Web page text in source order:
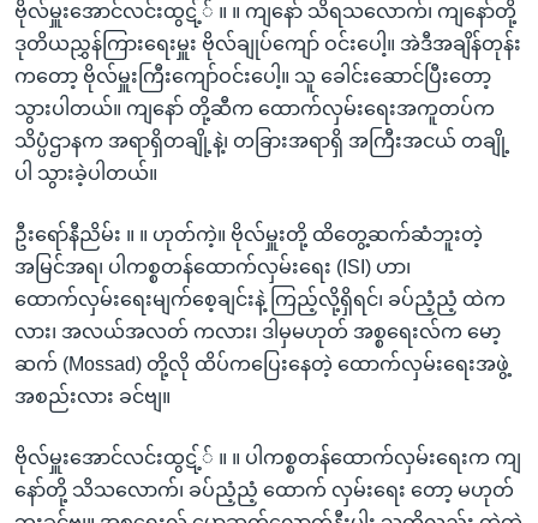
ဗိုလ်မှူးအောင်လင်းထွဋ့်် ။ ။ ကျနော် သိရသလောက်၊ ကျနော်တို့
ဒုတိယညွှန်ကြားရေးမှူး ဗိုလ်ချုပ်ကျော် ဝင်းပေါ့။ အဲဒီအချိန်တုန်း
ကတော့ ဗိုလ်မှူးကြီးကျော်ဝင်းပေါ့။ သူ ခေါင်းဆောင်ပြီးတော့
သွားပါတယ်။ ကျနော် တို့ဆီက ထောက်လှမ်းရေးအကူတပ်က
သိပ္ပံဌာနက အရာရှိတချို့နဲ့၊ တခြားအရာရှိ အကြီးအငယ် တချို့
ပါ သွားခဲ့ပါတယ်။
ဦးရော်နီညိမ်း ။ ။ ဟုတ်ကဲ့။ ဗိုလ်မှူးတို့ ထိတွေ့ဆက်ဆံဘူးတဲ့
အမြင်အရ၊ ပါကစ္စတန်ထောက်လှမ်းရေး (ISI) ဟာ၊
ထောက်လှမ်းရေးမျက်စေ့ချင်းနဲ့ ကြည့်လို့ရှိရင်၊ ခပ်ညံ့ညံ့ ထဲက
လား၊ အလယ်အလတ် ကလား၊ ဒါမှမဟုတ် အစ္စရေးလ်က မော့
ဆက် (Mossad) တို့လို ထိပ်ကပြေးနေတဲ့ ထောက်လှမ်းရေးအဖွဲ့
အစည်းလား ခင်ဗျ။
ဗိုလ်မှူးအောင်လင်းထွဋ့်် ။ ။ ပါကစ္စတန်ထောက်လှမ်းရေးက ကျ
နော်တို့ သိသလောက်၊ ခပ်ညံ့ညံ့ ထောက် လှမ်းရေး တော့ မဟုတ်